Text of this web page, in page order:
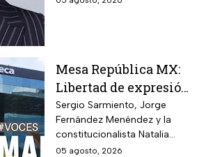
Mesa República MX:
Libertad de expresión
en riesgo y los
ataques contra TV
Azteca
Sergio Sarmiento, Jorge
Fernández Menéndez y la
constitucionalista Natalia
Torres analizan los recientes
05 agosto, 2026